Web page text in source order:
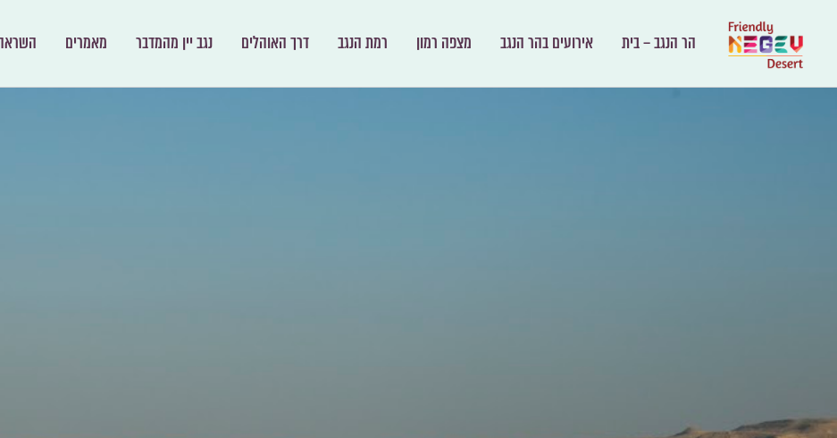
הר הנגב – בית אירועים בהר הנגב מצפה רמון רמת הנגב דרך האוהלים נגב יין מהמדבר מאמרים